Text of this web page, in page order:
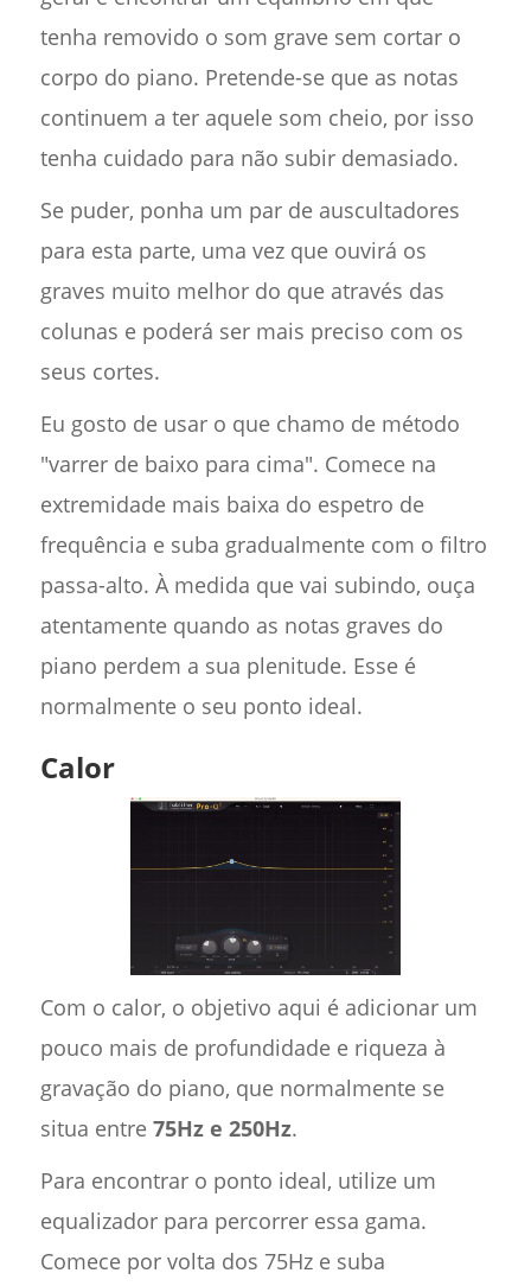
tenha removido o som grave sem cortar o
corpo do piano. Pretende-se que as notas
continuem a ter aquele som cheio, por isso
tenha cuidado para não subir demasiado.
Se puder, ponha um par de auscultadores
para esta parte, uma vez que ouvirá os
graves muito melhor do que através das
colunas e poderá ser mais preciso com os
seus cortes.
Eu gosto de usar o que chamo de método
"varrer de baixo para cima". Comece na
extremidade mais baixa do espetro de
frequência e suba gradualmente com o filtro
passa-alto. À medida que vai subindo, ouça
atentamente quando as notas graves do
piano perdem a sua plenitude. Esse é
normalmente o seu ponto ideal.
Calor
Com o calor, o objetivo aqui é adicionar um
pouco mais de profundidade e riqueza à
gravação do piano, que normalmente se
situa entre 75Hz e 250Hz.
Para encontrar o ponto ideal, utilize um
equalizador para percorrer essa gama.
Comece por volta dos 75Hz e suba